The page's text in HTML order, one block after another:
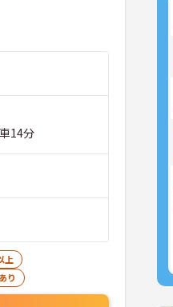
14分
上
り